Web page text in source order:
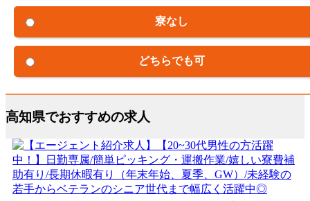
寮なし
どちらでも可
高知県でおすすめの求人